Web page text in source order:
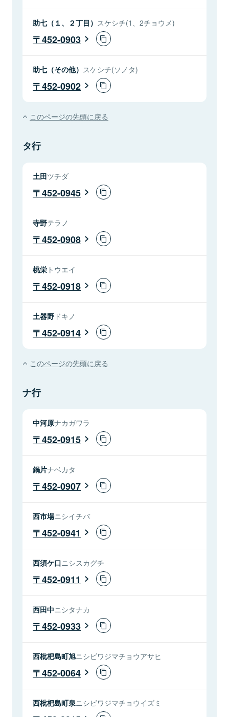
助七（１、２丁目） スケシチ(1、2チョウメ)
452-0903
助七（その他） スケシチ(ソノタ)
452-0902
このページの先頭に戻る
タ行
土田ツチダ
452-0945
寺野テラノ
452-0908
桃栄 トウエイ
452-0918
土器野 ドキノ
452-0914
このページの先頭に戻る
ナ行
中河原ナカガワラ
452-0915
鍋片ナベカタ
452-0907
西市場ニシイチバ
452-0941
西須ケ口ニシスカグチ
452-0911
西田中ニシタナカ
452-0933
西枇杷島町旭ニシビワジマチョウアサヒ
452-0064
西枇杷島町泉ニシビワジマチョウイズミ